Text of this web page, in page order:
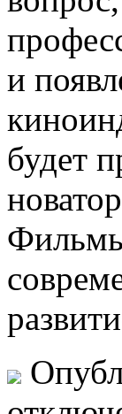
и
будет
Фильмы